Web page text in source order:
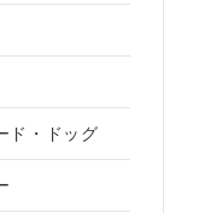
ド・ドッグ